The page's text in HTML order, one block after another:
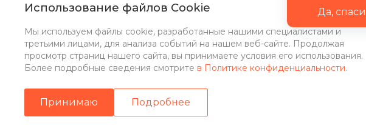
Использование файлов Cookie
Мы используем файлы cookie, разработанные нашими специалистами и
третьими лицами, для анализа событий на нашем веб-сайте. Продолжая
просмотр страниц нашего сайта, вы принимаете условия его использования.
Более подробные сведения смотрите в Политике конфиденциальности.
Принимаю Подробнее
Карта ветровых регионов | ТПК
области
Ветровые регионы - это географические зоны, где преобладают ветры
освещения, так как могут вызывать проблемы с устойчивостью конструкций и
В разных регионах могут быть различные условия, такие как скорость и
опор и способы их крепления. Кроме того, ветровые регионы могут влиять
Да,